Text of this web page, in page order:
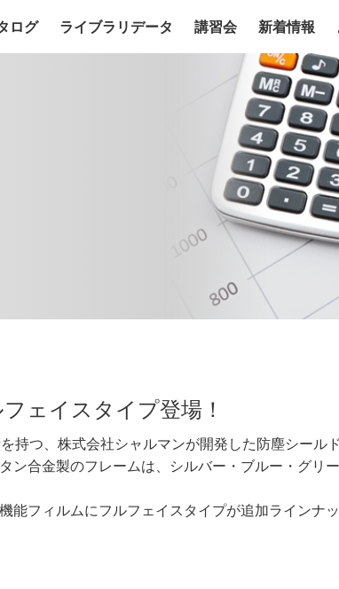
ログ ライブラリデータ 講習会 新着情報
ェイスタイプ登場！
持つ、株式会社シャルマンが開発した防塵シールド
合金製のフレームは、シルバー・ブルー・グリ
フィルムにフルフェイスタイプが追加ラインナッ